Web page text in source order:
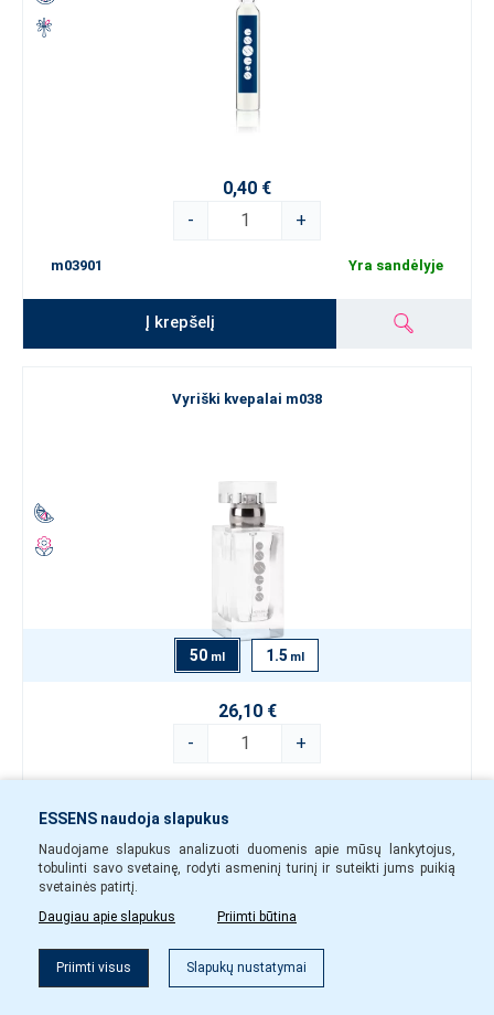
0,40 €
-
+
m03901 Yra sandėlyje
Į krepšelį
Vyriški kvepalai m038
50 ml 1.5 ml
26,10 €
-
+
Į krepšelį
Kvepalų mėginukas m037
ESSENS naudoja slapukus
Naudojame slapukus analizuoti duomenis apie mūsų lankytojus,
tobulinti savo svetainę, rodyti asmeninį turinį ir suteikti jums puikią
svetainės patirtį.
Daugiau apie slapukus
Priimti būtina
Priimti visus Slapukų nustatymai